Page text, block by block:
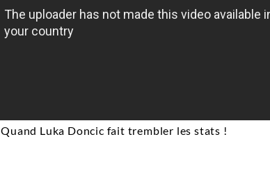
Quand Luka Doncic fait trembler les stats !